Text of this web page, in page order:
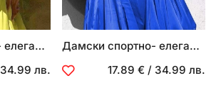
Дамски спортно- елегантен къс гащеризон
34.99 лв.
Дамски спортно- елегантен къс гащеризон
17.89 € / 34.99 лв.